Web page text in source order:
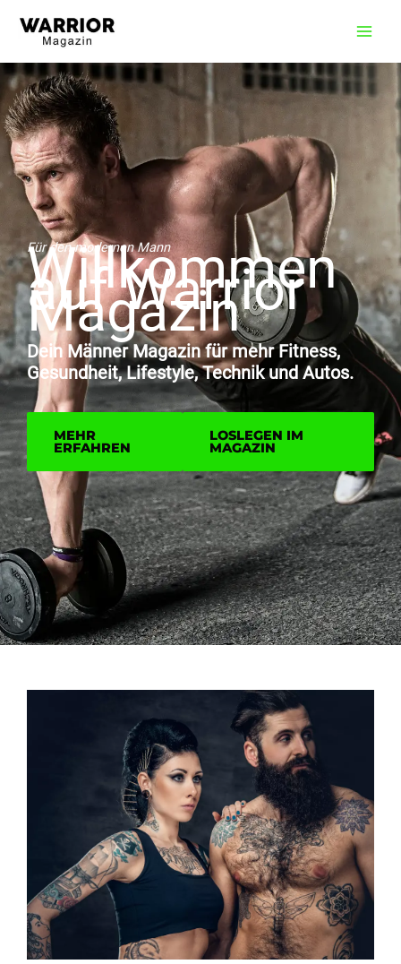
Inhalt
Für den modernen Mann
Willkommen
auf Warrior
Magazin
Dein Männer Magazin für mehr Fitness,
Gesundheit, Lifestyle, Technik und Autos.
MEHR
ERFAHREN
LOSLEGEN IM
MAGAZIN